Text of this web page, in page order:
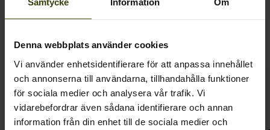
Denna webbplats använder cookies
Vi använder enhetsidentifierare för att anpassa innehållet
och annonserna till användarna, tillhandahålla funktioner
för sociala medier och analysera vår trafik. Vi
vidarebefordrar även sådana identifierare och annan
information från din enhet till de sociala medier och